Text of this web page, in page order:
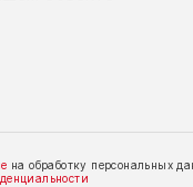
на обработку персональных